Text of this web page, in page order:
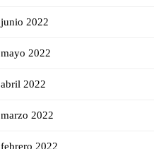
junio 2022
mayo 2022
abril 2022
marzo 2022
febrero 2022